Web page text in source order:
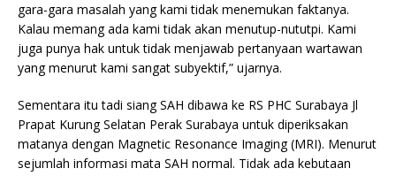
gara-gara masalah yang kami tidak menemukan faktanya.
Kalau memang ada kami tidak akan menutup-nututpi. Kami
juga punya hak untuk tidak menjawab pertanyaan wartawan
yang menurut kami sangat subyektif,” ujarnya.
Sementara itu tadi siang SAH dibawa ke RS PHC Surabaya Jl
Prapat Kurung Selatan Perak Surabaya untuk diperiksakan
matanya dengan Magnetic Resonance Imaging (MRI). Menurut
sejumlah informasi mata SAH normal. Tidak ada kebutaan